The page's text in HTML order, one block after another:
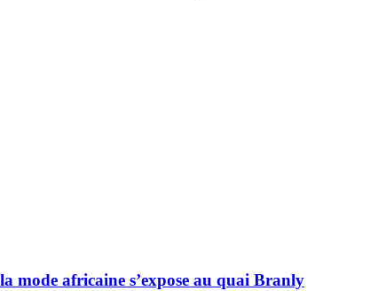
mode africaine s’expose au quai Branly